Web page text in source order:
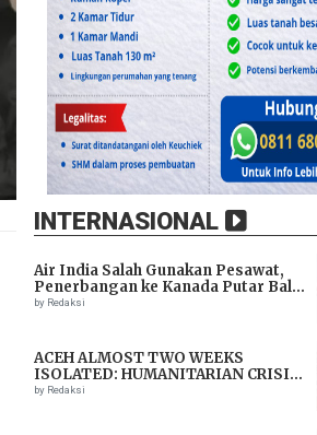
INTERNASIONAL
Air India Salah Gunakan Pesawat,
Penerbangan ke Kanada Putar Balik
Setelah 9 Jam di Udara
by Redaksi
ACEH ALMOST TWO WEEKS
ISOLATED: HUMANITARIAN CRISIS
THREATENS LIVES, IMMEDIATE
by Redaksi